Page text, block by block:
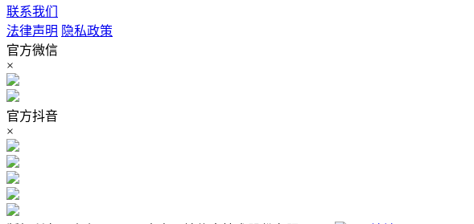
联系我们
法律声明 隐私政策
官方微信
×
官方抖音
×